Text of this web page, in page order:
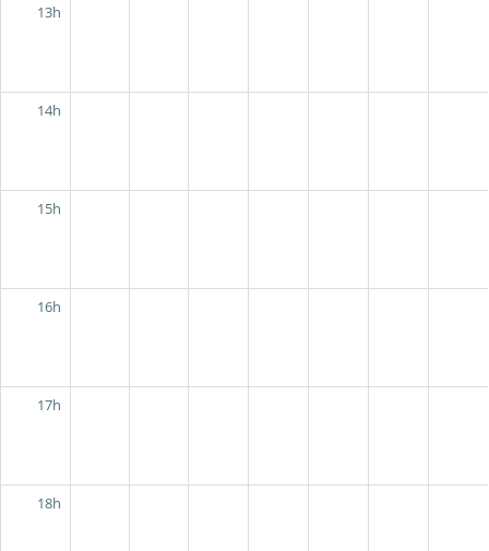
13h
14h
15h
16h
17h
18h